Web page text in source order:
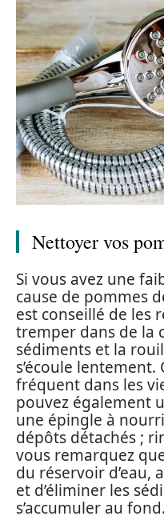
Nettoyer vos
Si vous avez une
cause de pommes
est conseillé de les
tremper dans de la
sédiments et la
s’écoule
fréquent dans les
pouvez également
une épingle à
dépôts détachés ;
vous remarquez
du réservoir d’eau,
et d’éliminer les
s’accumuler au fond.